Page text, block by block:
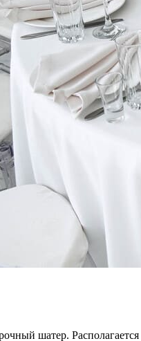
шатер.